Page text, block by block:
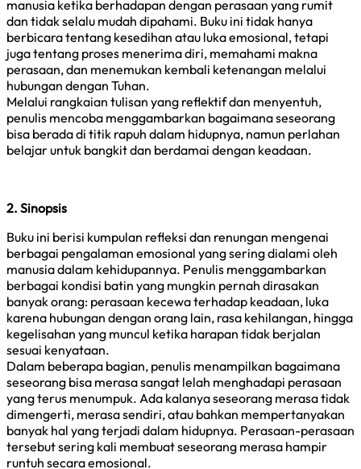
manusia ketika berhadapan dengan perasaan yang rumit
dan tidak selalu mudah dipahami. Buku ini tidak hanya
berbicara tentang kesedihan atau luka emosional, tetapi
juga tentang proses menerima diri, memahami makna
perasaan, dan menemukan kembali ketenangan melalui
hubungan dengan Tuhan.
Melalui rangkaian tulisan yang reflektif dan menyentuh,
penulis mencoba menggambarkan bagaimana seseorang
bisa berada di titik rapuh dalam hidupnya, namun perlahan
belajar untuk bangkit dan berdamai dengan keadaan.
2. Sinopsis
Buku ini berisi kumpulan refleksi dan renungan mengenai
berbagai pengalaman emosional yang sering dialami oleh
manusia dalam kehidupannya. Penulis menggambarkan
berbagai kondisi batin yang mungkin pernah dirasakan
banyak orang: perasaan kecewa terhadap keadaan, luka
karena hubungan dengan orang lain, rasa kehilangan, hingga
kegelisahan yang muncul ketika harapan tidak berjalan
sesuai kenyataan.
Dalam beberapa bagian, penulis menampilkan bagaimana
seseorang bisa merasa sangat lelah menghadapi perasaan
yang terus menumpuk. Ada kalanya seseorang merasa tidak
dimengerti, merasa sendiri, atau bahkan mempertanyakan
banyak hal yang terjadi dalam hidupnya. Perasaan-perasaan
tersebut sering kali membuat seseorang merasa hampir
runtuh secara emosional.